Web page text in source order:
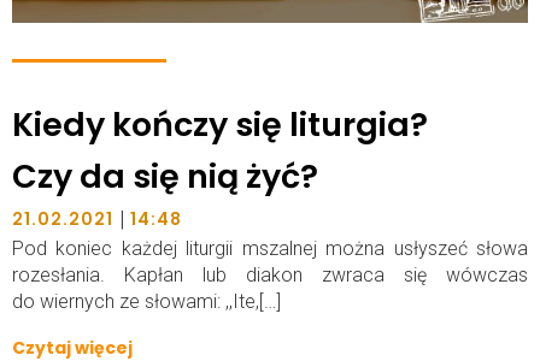
Kiedy kończy się liturgia?
Czy da się nią żyć?
21.02.2021 | 14:48
Pod koniec każdej liturgii mszalnej można usłyszeć słowa
rozesłania. Kapłan lub diakon zwraca się wówczas
do wiernych ze słowami: ,,Ite,[…]
Czytaj więcej